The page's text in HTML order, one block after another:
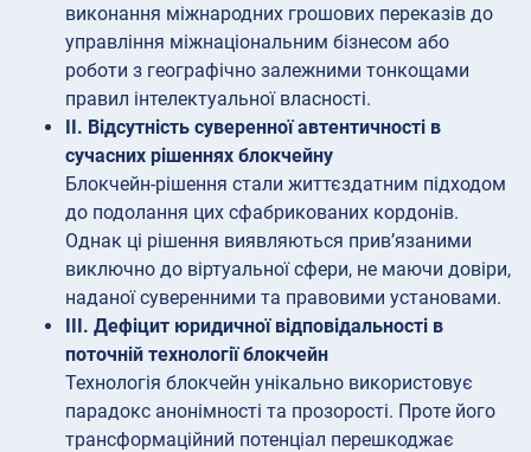
виконання міжнародних грошових переказів до
управління міжнаціональним бізнесом або
роботи з географічно залежними тонкощами
правил інтелектуальної власності.
II. Відсутність суверенної автентичності в
сучасних рішеннях блокчейну
Блокчейн-рішення стали життєздатним підходом
до подолання цих сфабрикованих кордонів.
Однак ці рішення виявляються прив’язаними
виключно до віртуальної сфери, не маючи довіри,
наданої суверенними та правовими установами.
III. Дефіцит юридичної відповідальності в
поточній технології блокчейн
Технологія блокчейн унікально використовує
парадокс анонімності та прозорості. Проте його
трансформаційний потенціал перешкоджає